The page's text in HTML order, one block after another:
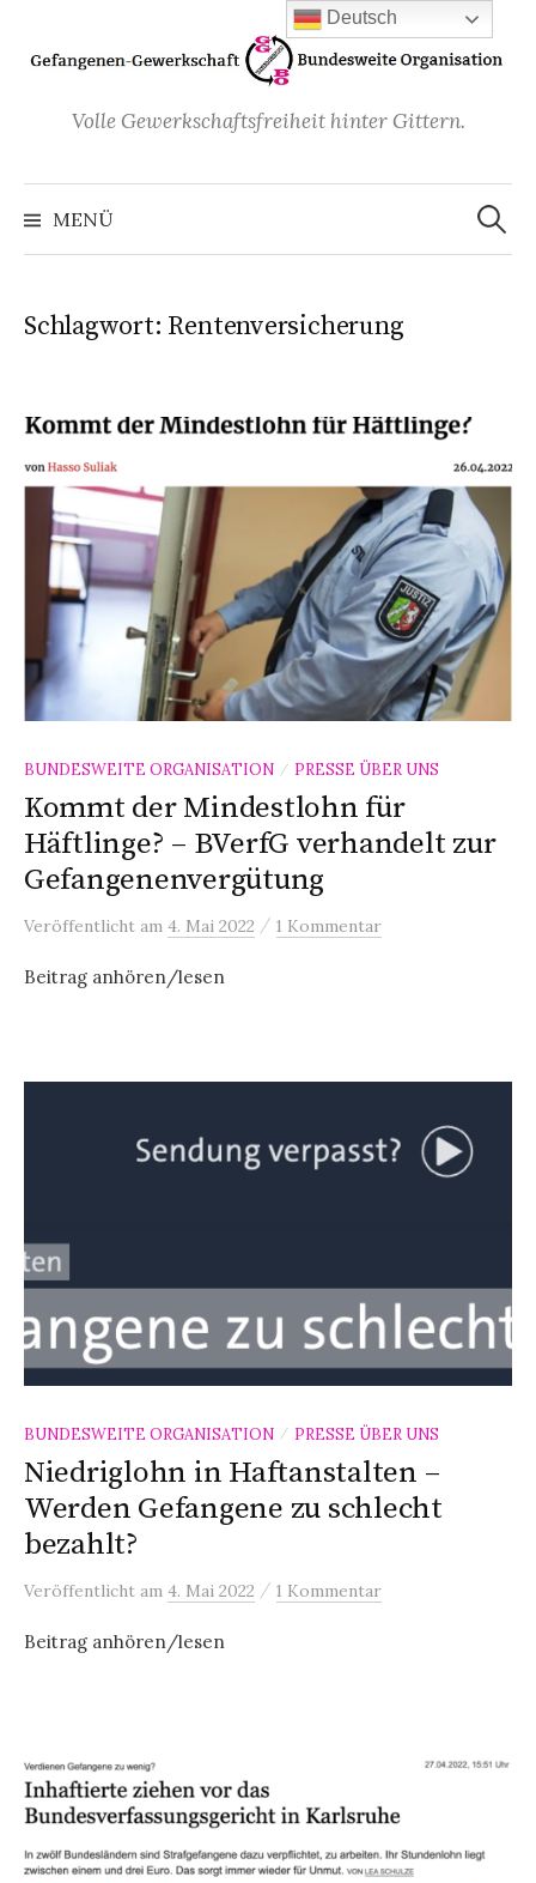
Inhalt
überspringen
Volle Gewerkschaftsfreiheit hinter Gittern.
MENÜ
Suchen
nach:
Schlagwort: Rentenversicherung
BUNDESWEITE ORGANISATION / PRESSE ÜBER UNS
Kommt der Mindestlohn für
Häftlinge? – BVerfG verhandelt zur
Gefangenenvergütung
Veröffentlicht am 4. Mai 2022 / 1 Kommentar
Beitrag anhören/lesen
BUNDESWEITE ORGANISATION / PRESSE ÜBER UNS
Niedriglohn in Haftanstalten –
Werden Gefangene zu schlecht
bezahlt?
Veröffentlicht am 4. Mai 2022 / 1 Kommentar
Beitrag anhören/lesen
Deutsch